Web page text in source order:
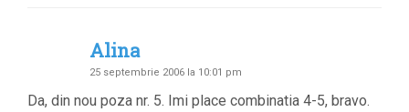
Alina
25 septembrie 2006 la 10:01 pm
Da, din nou poza nr. 5. Imi place combinatia 4-5, bravo.